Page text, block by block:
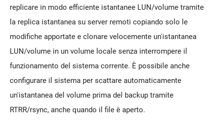
replicare in modo efficiente istantanee LUN/volume tramite
la replica istantanea su server remoti copiando solo le
modifiche apportate e clonare velocemente un'istantanea
LUN/volume in un volume locale senza interrompere il
funzionamento del sistema corrente. È possibile anche
configurare il sistema per scattare automaticamente
un'istantanea del volume prima del backup tramite
RTRR/rsync, anche quando il file è aperto.